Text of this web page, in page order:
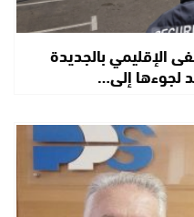
الإقليمي بالجديدة
لجوءها إلى…